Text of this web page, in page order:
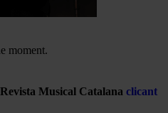
moment.
Musical Catalana clicant